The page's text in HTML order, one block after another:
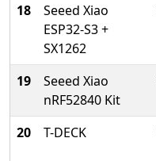
18
Seeed Xiao
ESP32-S3 +
SX1262
19
Seeed Xiao
nRF52840 Kit
20 T-DECK